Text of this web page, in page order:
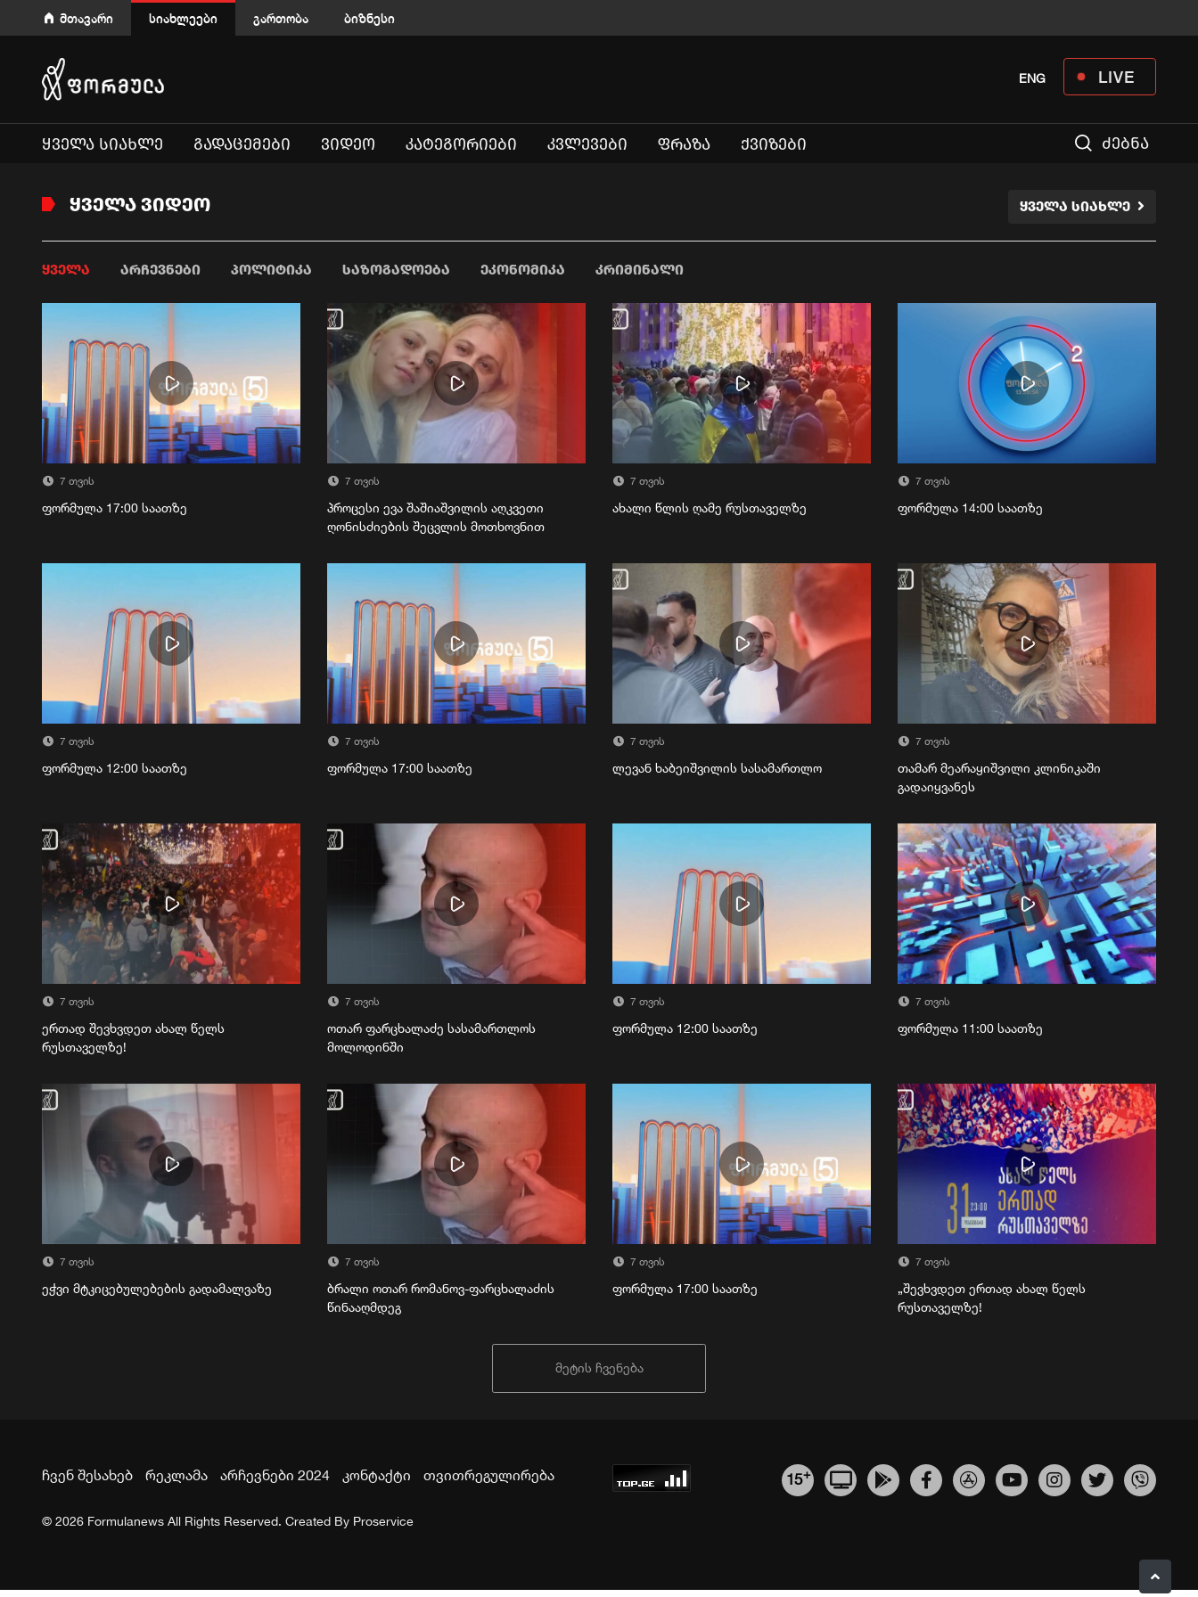
მთავარი სიახლეები გართობა ბიზნესი
LIVE
ENG
ᲧᲕᲔᲚᲐ ᲡᲘᲐᲮᲚᲔ ᲒᲐᲓᲐᲪᲔᲛᲔᲑᲘ ᲕᲘᲓᲔᲝ ᲙᲐᲢᲔᲒᲝᲠᲘᲔᲑᲘ ᲙᲕᲚᲔᲕᲔᲑᲘ ᲤᲠᲐᲖᲐ ᲥᲕᲘᲖᲔᲑᲘ ძებნა
ᲧᲕᲔᲚᲐ ᲕᲘᲓᲔᲝ ᲧᲕᲔᲚᲐ ᲡᲘᲐᲮᲚᲔ
ᲧᲕᲔᲚᲐ ᲐᲠᲩᲔᲕᲜᲔᲑᲘ ᲞᲝᲚᲘᲢᲘᲙᲐ ᲡᲐᲖᲝᲒᲐᲓᲝᲔᲑᲐ ᲔᲙᲝᲜᲝᲛᲘᲙᲐ ᲙᲠᲘᲛᲘᲜᲐᲚᲘ
7 თვის
ფორმულა 17:00 საათზე
7 თვის
პროცესი ევა შაშიაშვილის აღკვეთი
ღონისძიების შეცვლის მოთხოვნით
7 თვის
ახალი წლის ღამე რუსთაველზე
7 თვის
ფორმულა 14:00 საათზე
7 თვის
ფორმულა 12:00 საათზე
7 თვის
ფორმულა 17:00 საათზე
7 თვის
ლევან ხაბეიშვილის სასამართლო
7 თვის
თამარ მეარაყიშვილი კლინიკაში
გადაიყვანეს
7 თვის
ერთად შევხვდეთ ახალ წელს
რუსთაველზე!
7 თვის
ოთარ ფარცხალაძე სასამართლოს
მოლოდინში
7 თვის
ფორმულა 12:00 საათზე
7 თვის
ფორმულა 11:00 საათზე
7 თვის
ეჭვი მტკიცებულებების გადამალვაზე
7 თვის
ბრალი ოთარ რომანოვ-ფარცხალაძის
წინააღმდეგ
7 თვის
ფორმულა 17:00 საათზე
7 თვის
„შევხვდეთ ერთად ახალ წელს
რუსთაველზე!
მეტის ჩვენება
ჩვენ შესახებ რეკლამა არჩევნები 2024 კონტაქტი თვითრეგულირება 15+
© 2026 Formulanews All Rights Reserved. Created By Proservice